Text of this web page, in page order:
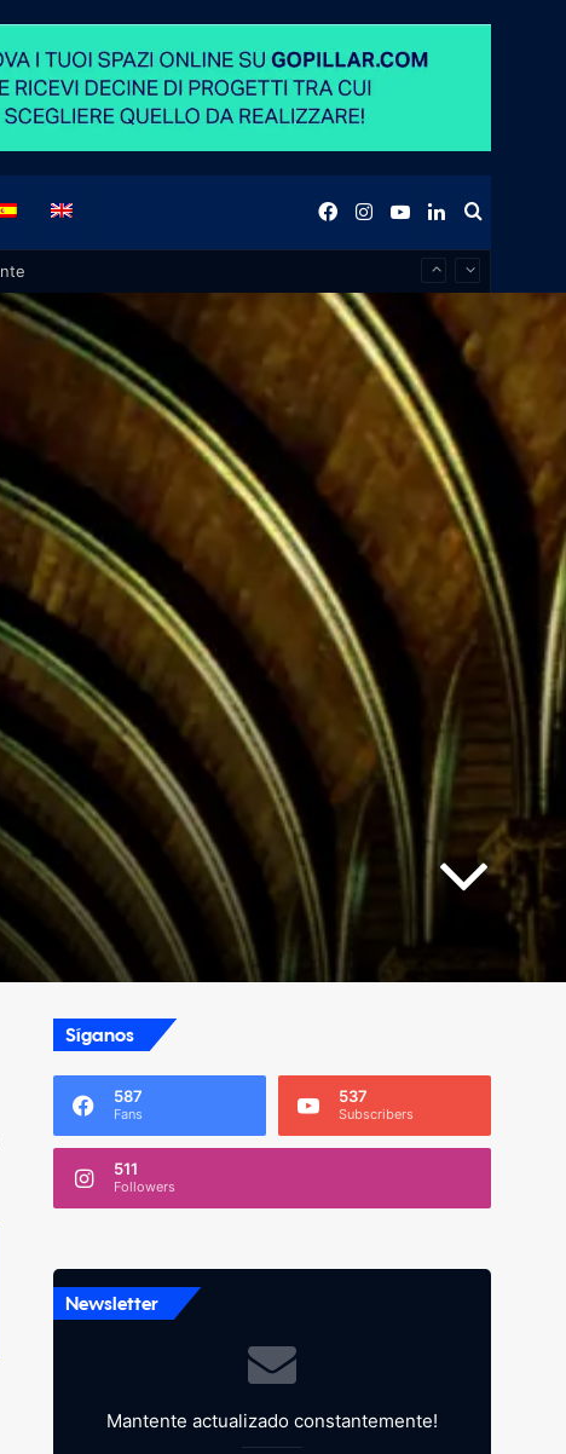
Buscar
LinkedIn
YouTube
Instagram
Facebook
Síganos
587
Fans
537
Subscribers
511
Followers
Newsletter
Mantente actualizado constantemente!